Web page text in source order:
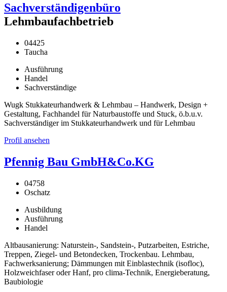
Sachverständigenbüro
Lehmbaufachbetrieb
04425
Taucha
Ausführung
Handel
Sachverständige
Wugk Stukkateurhandwerk & Lehmbau – Handwerk, Design +
Gestaltung, Fachhandel für Naturbaustoffe und Stuck, ö.b.u.v.
Sachverständiger im Stukkateurhandwerk und für Lehmbau
Profil ansehen
Pfennig Bau GmbH&Co.KG
04758
Oschatz
Ausbildung
Ausführung
Handel
Altbausanierung: Naturstein-, Sandstein-, Putzarbeiten, Estriche,
Treppen, Ziegel- und Betondecken, Trockenbau. Lehmbau,
Fachwerksanierung; Dämmungen mit Einblastechnik (isofloc),
Holzweichfaser oder Hanf, pro clima-Technik, Energieberatung,
Baubiologie